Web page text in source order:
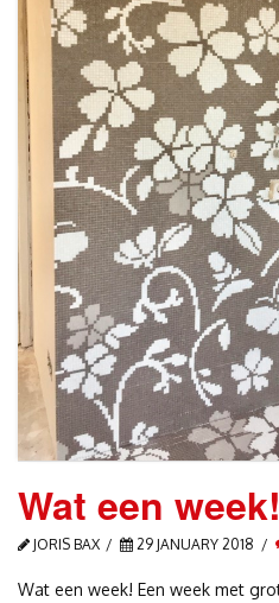
Wat een week!
JORIS BAX 29 JANUARY 2018
Wat een week! Een week met